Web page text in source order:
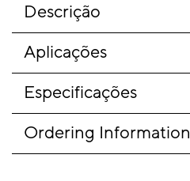
Descrição
Aplicações
Especificações
Ordering Information